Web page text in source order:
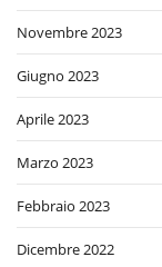
Novembre 2023
Giugno 2023
Aprile 2023
Marzo 2023
Febbraio 2023
Dicembre 2022